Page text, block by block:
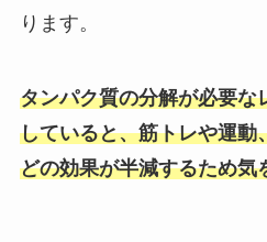
ります。
タンパク質の分解が必要な
していると、筋トレや運動
どの効果が半減するため気